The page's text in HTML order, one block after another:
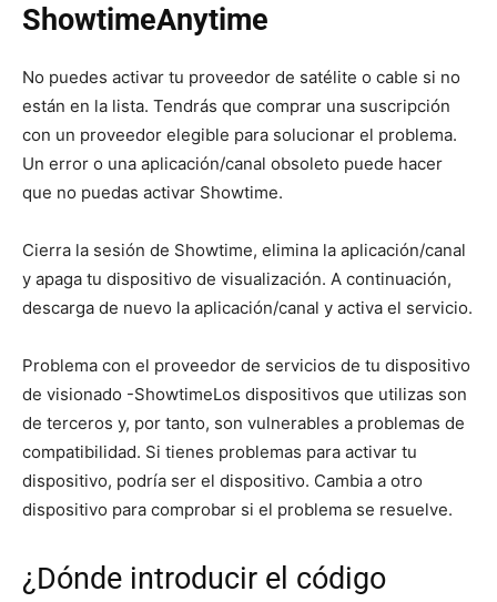
ShowtimeAnytime
No puedes activar tu proveedor de satélite o cable si no
están en la lista. Tendrás que comprar una suscripción
con un proveedor elegible para solucionar el problema.
Un error o una aplicación/canal obsoleto puede hacer
que no puedas activar Showtime.
Cierra la sesión de Showtime, elimina la aplicación/canal
y apaga tu dispositivo de visualización. A continuación,
descarga de nuevo la aplicación/canal y activa el servicio.
Problema con el proveedor de servicios de tu dispositivo
de visionado -ShowtimeLos dispositivos que utilizas son
de terceros y, por tanto, son vulnerables a problemas de
compatibilidad. Si tienes problemas para activar tu
dispositivo, podría ser el dispositivo. Cambia a otro
dispositivo para comprobar si el problema se resuelve.
¿Dónde introducir el código